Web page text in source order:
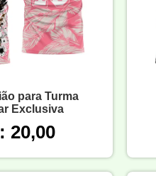
para Turma
Exclusiva
20,00